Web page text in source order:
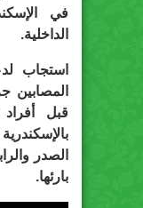
في
الداخلية.
استجاب
المصابين
قبل
الصدر
بارئها.